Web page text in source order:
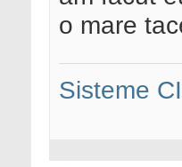
o mare
Sisteme